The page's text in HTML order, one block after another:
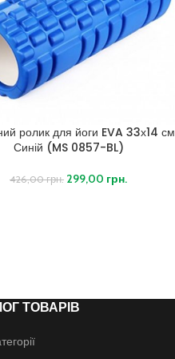
ролик для йоги EVA 33х14 см
Синій (MS 0857-BL)
426,00грн. 299,00 грн.
ТОВАРІВ